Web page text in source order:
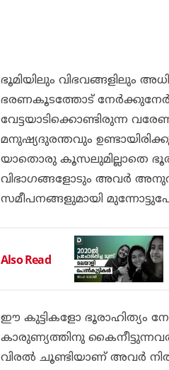
ഭൂമിയിലും വിഭവങ്ങളിലും
ഭരണകൂടത്തോട് നേര്‍ക്കുനേര്‍
വേട്ടയാടിക്കൊണ്ടിരുന്ന
മനുഷ്യദുരന്തവും
യാതൊരു കൂസലുമില്ലാതെ
വിഭാഗങ്ങളോടും അവര്‍
സമീപനങ്ങളുമായി
Also Read
ഈ കുട്ടികളോ ഭൂരാഹിത്യം
കാരുണ്യത്തിനു
വിരല്‍ ചൂണ്ടിയാണ് അവര്‍